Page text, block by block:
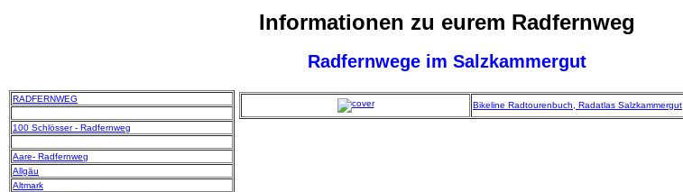
Informationen zu eurem Radfernweg
Radfernwege im Salzkammergut
RADFERNWEG
100 Schlösser - Radfernweg
Aare- Radfernweg
Allgäu
Altmark
Bikeline Radtourenbuch, Radatlas Salzkammergut